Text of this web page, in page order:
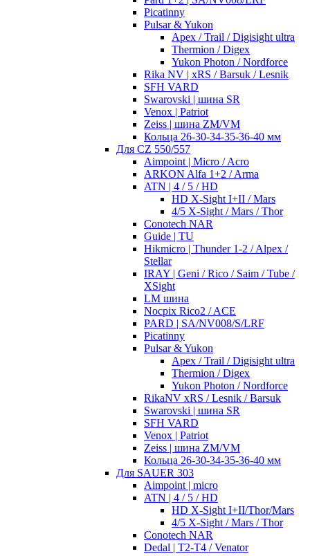
Picatinny
Pulsar & Yukon
Apex / Trail / Digisight ultra
Thermion / Digex
Yukon Photon / Nordforce
Rika NV | xRS / Barsuk / Lesnik
SFH VARD
Swarovski | шина SR
Venox | Patriot
Zeiss | шина ZM/VM
Кольца 26-30-34-35-36-40 мм
Для CZ 550/557
Aimpoint | Micro / Acro
ARKON Alfa 1+2 / Arma
ATN | 4 / 5 / HD
HD X-Sight I+II / Mars
4/5 X-Sight / Mars / Thor
Conotech NAR
Guide | TU
Hikmicro | Thunder 1-2 / Alpex /
Stellar
IRAY | Geni / Rico / Saim / Tube /
XSight
LM шина
Nocpix Rico2 / ACE
PARD | SA/NV008/S/LRF
Picatinny
Pulsar & Yukon
Apex / Trail / Digisight ultra
Thermion / Digex
Yukon Photon / Nordforce
RikaNV xRS / Lesnik / Barsuk
Swarovski | шина SR
SFH VARD
Venox | Patriot
Zeiss | шина ZM/VM
Кольца 26-30-34-35-36-40 мм
Для SAUER 303
Aimpoint | micro
ATN | 4 / 5 / HD
HD X-Sight I+II/Thor/Mars
4/5 X-Sight / Mars / Thor
Conotech NAR
Dedal | T2-T4 / Venator